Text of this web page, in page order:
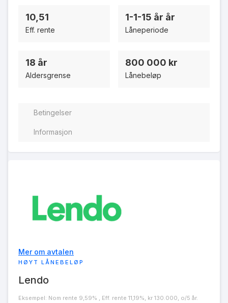
10,51
Eff. rente
1-1-15 år år
Låneperiode
18 år
Aldersgrense
800 000 kr
Lånebeløp
Betingelser
Informasjon
Mer om avtalen
HØYT LÅNEBELØP
Lendo
Eksempel: Nom rente 9,59% , Eff. rente 11,19%, kr 130.000, o/5 år.